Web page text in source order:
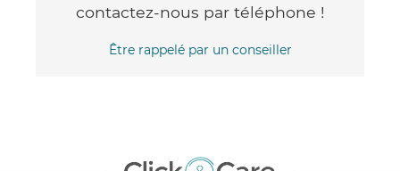
contactez-nous par téléphone !
Être rappelé par un conseiller